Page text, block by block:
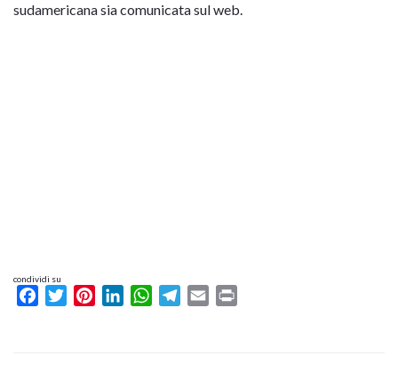
sudamericana sia comunicata sul web.
condividi su
FacebookTwitterPinterestLinkedInWhatsAppTelegram
Email